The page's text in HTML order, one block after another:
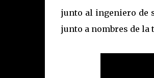
junto al ingeniero de
junto a nombres de la